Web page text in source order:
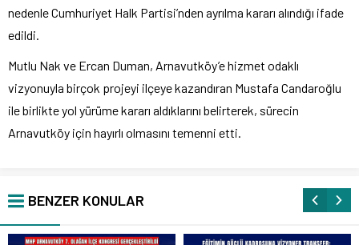
nedenle Cumhuriyet Halk Partisi’nden ayrılma kararı alındığı ifade
edildi.
Mutlu Nak ve Ercan Duman, Arnavutköy’e hizmet odaklı
vizyonuyla birçok projeyi ilçeye kazandıran Mustafa Candaroğlu
ile birlikte yol yürüme kararı aldıklarını belirterek, sürecin
Arnavutköy için hayırlı olmasını temenni etti.
BENZER KONULAR